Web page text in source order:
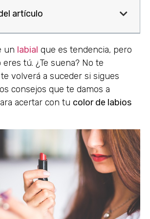
artículo
un labial que es tendencia, pero
tú. ¿Te suena? No te
volverá a suceder si sigues
consejos que te damos a
acertar con tu color de labios